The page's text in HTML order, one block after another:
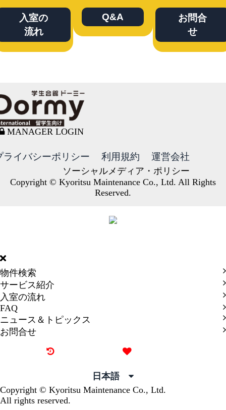
入室の
流れ
Q&A
お問合
せ
MANAGER LOGIN
ライバシーポリシー 利用規約 運営会社
ソーシャルメディア・ポリシー
Copyright © Kyoritsu Maintenance Co., Ltd. All Rights
Reserved.
物件検索
サービス紹介
入室の流れ
FAQ
ニュース＆トピックス
お問合せ
日本語
Copyright © Kyoritsu Maintenance Co., Ltd.
All rights reserved.